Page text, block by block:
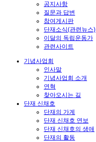
공지사항
질문과 답변
참여게시판
단재소식(관련뉴스)
이달의 독립운동가
관련사이트
기념사업회
인사말
기념사업회 소개
연혁
찾아오시는 길
단재 신채호
단재의 가계
단재 신채호 연보
단재 신채호의 생애
단재의 활동